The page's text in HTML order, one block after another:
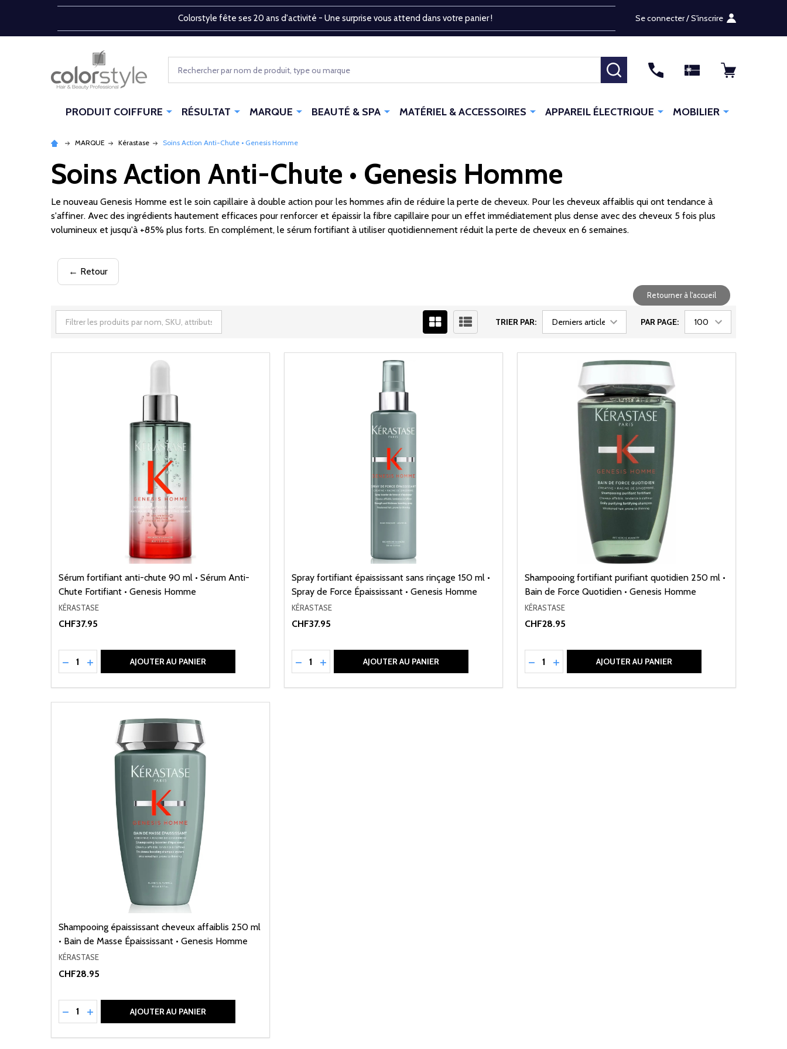
Colorstyle fête ses 20 ans d'activité - Une surprise vous attend dans votre panier ! Se connecter / S'inscrire
RECHERCHER
PRODUIT COIFFURE RÉSULTAT MARQUE BEAUTÉ & SPA MATÉRIEL & ACCESSOIRES APPAREIL ÉLECTRIQUE MOBILIER
MARQUE Kérastase Soins Action Anti-Chute • Genesis Homme
Soins Action Anti-Chute • Genesis Homme
Le nouveau Genesis Homme est le soin capillaire à double action pour les hommes afin de réduire la perte de cheveux. Pour les cheveux affaiblis qui ont tendance à
s'affiner. Avec des ingrédients hautement efficaces pour renforcer et épaissir la fibre capillaire pour un effet immédiatement plus dense avec des cheveux 5 fois plus
volumineux et jusqu'à +85% plus forts. En complément, le sérum fortifiant à utiliser quotidiennement réduit la perte de cheveux en 6 semaines.
← Retour
Retourner à l'accueil
TRIER PAR: PAR PAGE:
Sérum fortifiant anti-chute 90 ml • Sérum Anti-
Chute Fortifiant • Genesis Homme
KÉRASTASE
CHF37.95
Quantité:
RÉDUIRE LA QUANTITÉ DE UNDEFINED
AUGMENTER LA QUANTITÉ DE UNDEFINED
AJOUTER AU PANIER
Spray fortifiant épaississant sans rinçage 150 ml •
Spray de Force Épaississant • Genesis Homme
KÉRASTASE
CHF37.95
Quantité:
RÉDUIRE LA QUANTITÉ DE UNDEFINED
AUGMENTER LA QUANTITÉ DE UNDEFINED
AJOUTER AU PANIER
Shampooing fortifiant purifiant quotidien 250 ml •
Bain de Force Quotidien • Genesis Homme
KÉRASTASE
CHF28.95
Quantité:
RÉDUIRE LA QUANTITÉ DE UNDEFINED
AUGMENTER LA QUANTITÉ DE UNDEFINED
AJOUTER AU PANIER
Shampooing épaississant cheveux affaiblis 250 ml
• Bain de Masse Épaississant • Genesis Homme
KÉRASTASE
CHF28.95
Quantité:
RÉDUIRE LA QUANTITÉ DE UNDEFINED
AUGMENTER LA QUANTITÉ DE UNDEFINED
AJOUTER AU PANIER